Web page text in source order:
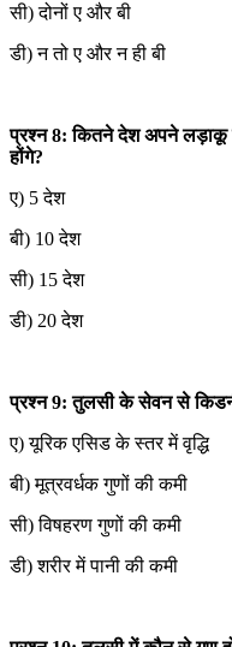
सी) दोनों ए और बी
डी) न तो ए और न ही बी
प्रश्न 8: कितने देश अपने लड़ाकू
होंगे?
ए) 5 देश
बी) 10 देश
सी) 15 देश
डी) 20 देश
प्रश्न 9: तुलसी के सेवन से
ए) यूरिक एसिड के स्तर में वृद्धि
बी) मूत्रवर्धक गुणों की कमी
सी) विषहरण गुणों की कमी
डी) शरीर में पानी की कमी